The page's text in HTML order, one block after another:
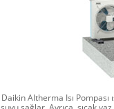
Daikin Altherma Isı Pompası